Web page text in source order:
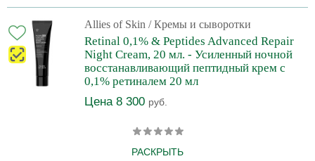
молодость и красоту вашей кожи. Крем содержит мощные
пептиды и антиоксиданты, которые помогают бороться с
признаками старения кожи, такими как морщины, потеря
упругости и эластичности. Он также увлажняет кожу, делая е
Allies of Skin / Кремы и сыворотки
Retinal 0,1% & Peptides Advanced Repair
Night Cream, 20 мл. - Усиленный ночной
восстанавливающий пептидный крем с
0,1% ретиналем 20 мл
Цена 8 300 руб.
РАСКРЫТЬ